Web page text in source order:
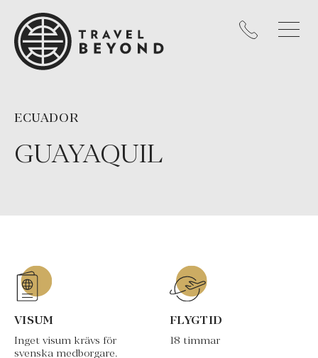
GUAYAQUIL
ECUADOR
VISUM
Inget visum krävs för
svenska medborgare.
FLYGTID
18 timmar